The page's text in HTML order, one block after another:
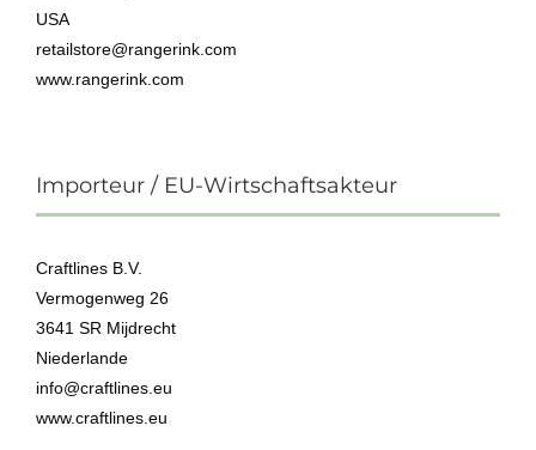
USA
retailstore@rangerink.com
www.rangerink.com
Importeur / EU-Wirtschaftsakteur
Craftlines B.V.
Vermogenweg 26
3641 SR Mijdrecht
Niederlande
info@craftlines.eu
www.craftlines.eu